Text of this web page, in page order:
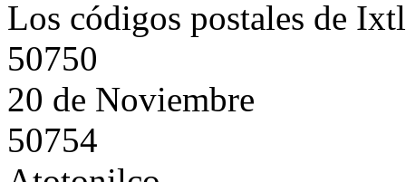
Los códigos postales de
50750
20 de Noviembre
50754